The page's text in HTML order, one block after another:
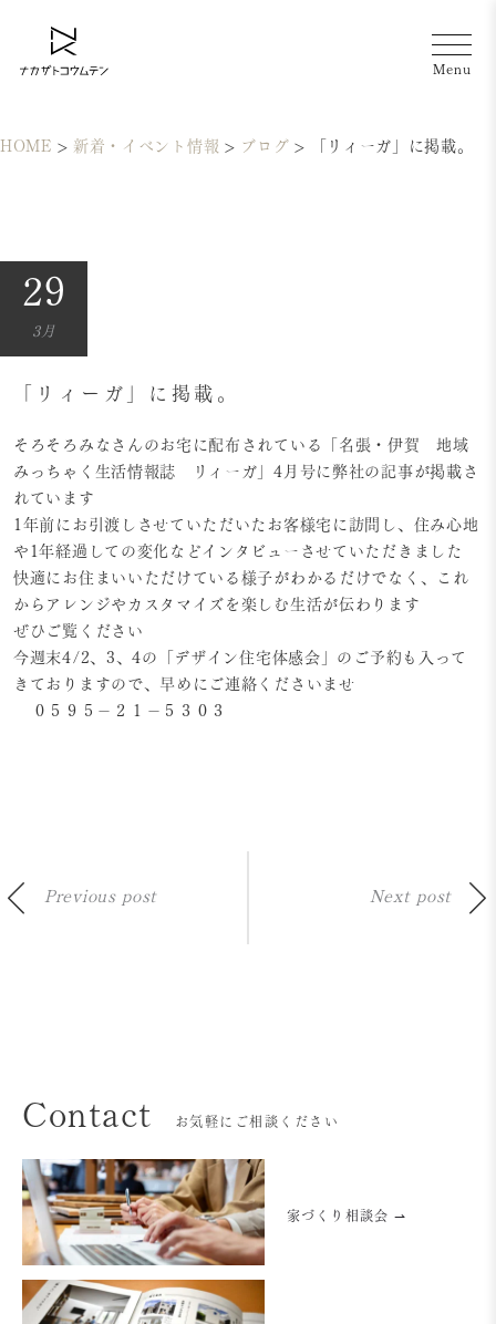
HOME > 新着・イベント情報 > ブログ > 「リィーガ」に掲載。
29
3月
「リィーガ」に掲載。
そろそろみなさんのお宅に配布されている「名張・伊賀 地域
みっちゃく生活情報誌 リィーガ」4月号に弊社の記事が掲載さ
れています
1年前にお引渡しさせていただいたお客様宅に訪問し、住み心地
や1年経過しての変化などインタビューさせていただきました
快適にお住まいいただけている様子がわかるだけでなく、これ
からアレンジやカスタマイズを楽しむ生活が伝わります
ぜひご覧ください
今週末4/2、3、4の「デザイン住宅体感会」のご予約も入って
きておりますので、早めにご連絡くださいませ
０５９５－２１－５３０３
Previous post Next post
Contact お気軽にご相談ください
家づくり相談会 ⇀